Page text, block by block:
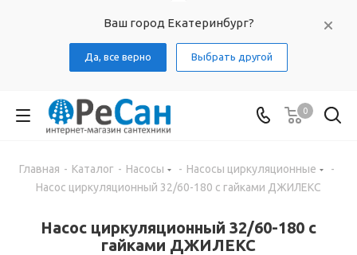
Ваш город Екатеринбург?
Да, все верно Выбрать другой
0
Главная - Каталог - Насосы - Насосы циркуляционные
-
Насос циркуляционный 32/60-180 с гайками ДЖИЛЕКС
Насос циркуляционный 32/60-180 с
гайками ДЖИЛЕКС